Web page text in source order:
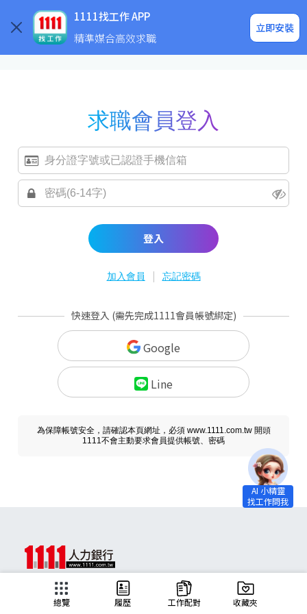
1111找工作 APP
精準媒合高效求職
立即安裝
企業求才
求職會員登入
登入
加入會員 | 忘記密碼
快速登入 (需先完成1111會員帳號綁定)
Google
Line
為保障帳號安全，請確認本頁網址，必須 www.1111.com.tw 開頭
1111不會主動要求會員提供帳號、密碼
總覽 履歷 工作配對 收藏夾